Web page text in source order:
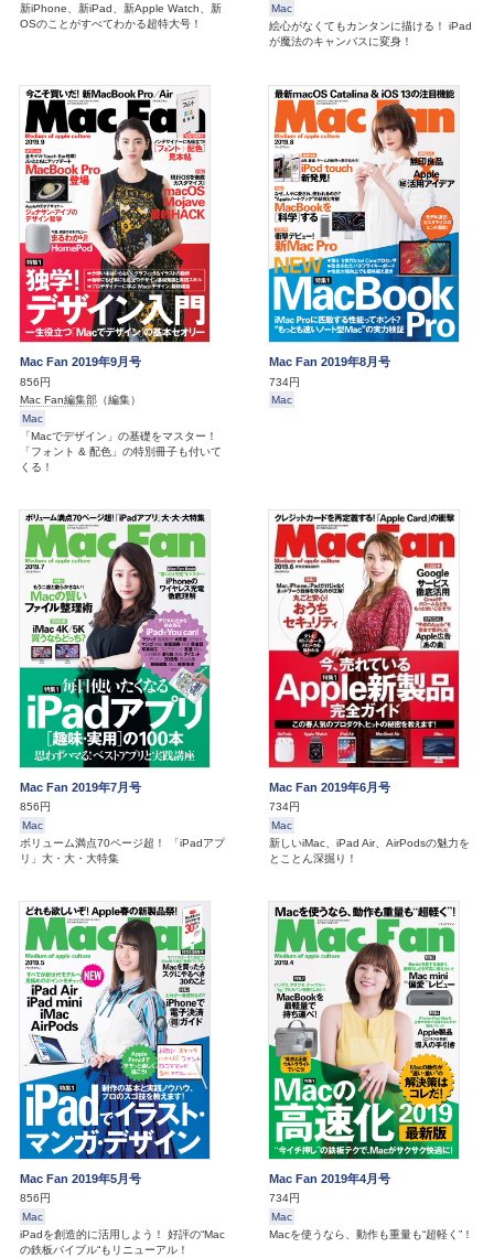
新iPhone、新iPad、新Apple Watch、新
OSのことがすべてわかる超特大号！
Mac
絵心がなくてもカンタンに描ける！ iPad
が魔法のキャンバスに変身！
Mac Fan 2019年9月号
856円
Mac Fan編集部 （編集）
Mac
「Macでデザイン」の基礎をマスター！
「フォント & 配色」の特別冊子も付いて
くる！
Mac Fan 2019年8月号
734円
Mac
Mac Fan 2019年7月号
856円
Mac
ボリューム満点70ページ超！ 「iPadアプ
リ」大・大・大特集
Mac Fan 2019年6月号
734円
Mac
新しいiMac、iPad Air、AirPodsの魅力を
とことん深掘り！
Mac Fan 2019年5月号
856円
Mac
iPadを創造的に活用しよう！ 好評の“Mac
の鉄板バイブル“もリニューアル！
Mac Fan 2019年4月号
734円
Mac
Macを使うなら、動作も重量も“超軽く”！